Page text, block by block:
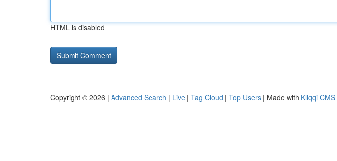
HTML is disabled
Copyright © 2026 | Advanced Search | Live | Tag Cloud | Top Users | Made with Kliqqi CMS